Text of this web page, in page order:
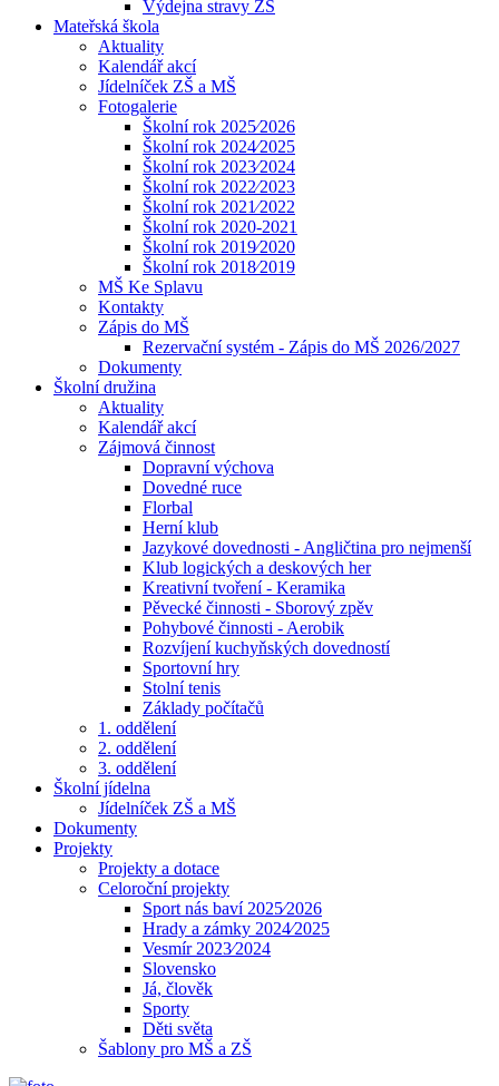
Výdejna stravy ZŠ
Mateřská škola
Aktuality
Kalendář akcí
Jídelníček ZŠ a MŠ
Fotogalerie
Školní rok 2025⁄2026
Školní rok 2024⁄2025
Školní rok 2023⁄2024
Školní rok 2022⁄2023
Školní rok 2021⁄2022
Školní rok 2020-2021
Školní rok 2019⁄2020
Školní rok 2018⁄2019
MŠ Ke Splavu
Kontakty
Zápis do MŠ
Rezervační systém - Zápis do MŠ 2026/2027
Dokumenty
Školní družina
Aktuality
Kalendář akcí
Zájmová činnost
Dopravní výchova
Dovedné ruce
Florbal
Herní klub
Jazykové dovednosti - Angličtina pro nejmenší
Klub logických a deskových her
Kreativní tvoření - Keramika
Pěvecké činnosti - Sborový zpěv
Pohybové činnosti - Aerobik
Rozvíjení kuchyňských dovedností
Sportovní hry
Stolní tenis
Základy počítačů
1. oddělení
2. oddělení
3. oddělení
Školní jídelna
Jídelníček ZŠ a MŠ
Dokumenty
Projekty
Projekty a dotace
Celoroční projekty
Sport nás baví 2025⁄2026
Hrady a zámky 2024⁄2025
Vesmír 2023⁄2024
Slovensko
Já, člověk
Sporty
Děti světa
Šablony pro MŠ a ZŠ